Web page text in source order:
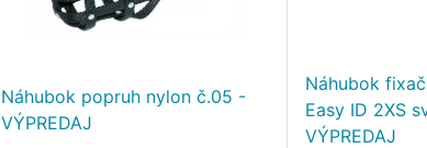
Náhubok popruh nylon č.05 -
VÝPREDAJ
Náhubok
Easy ID 2XS
VÝPREDAJ